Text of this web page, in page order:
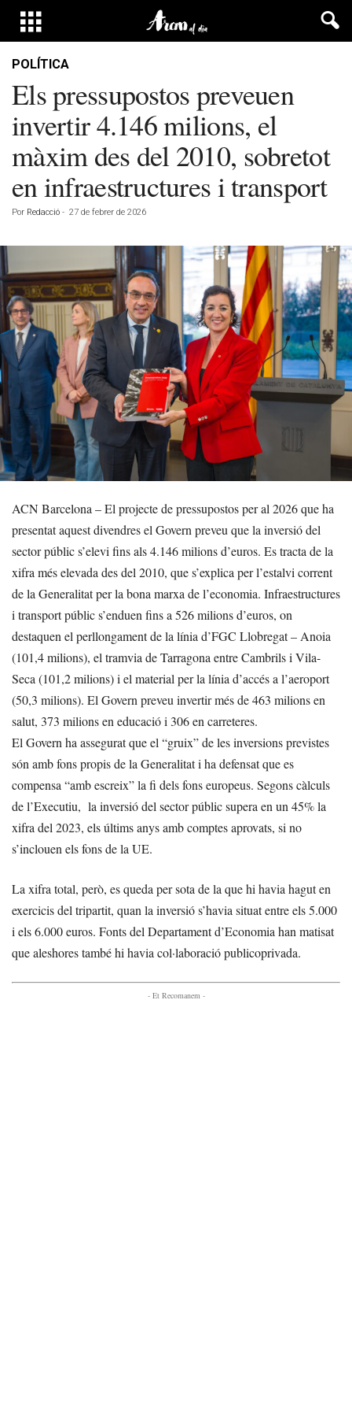
POLÍTICA
Els pressupostos preveuen
invertir 4.146 milions, el
màxim des del 2010, sobretot
en infraestructures i transport
Por Redacció - 27 de febrer de 2026
ACN Barcelona – El projecte de pressupostos per al 2026 que ha
presentat aquest divendres el Govern preveu que la inversió del
sector públic s’elevi fins als 4.146 milions d’euros. Es tracta de la
xifra més elevada des del 2010, que s’explica per l’estalvi corrent
de la Generalitat per la bona marxa de l’economia. Infraestructures
i transport públic s’enduen fins a 526 milions d’euros, on
destaquen el perllongament de la línia d’FGC Llobregat – Anoia
(101,4 milions), el tramvia de Tarragona entre Cambrils i Vila-
Seca (101,2 milions) i el material per la línia d’accés a l’aeroport
(50,3 milions). El Govern preveu invertir més de 463 milions en
salut, 373 milions en educació i 306 en carreteres.
El Govern ha assegurat que el “gruix” de les inversions previstes
són amb fons propis de la Generalitat i ha defensat que es
compensa “amb escreix” la fi dels fons europeus. Segons càlculs
de l’Executiu, la inversió del sector públic supera en un 45% la
xifra del 2023, els últims anys amb comptes aprovats, si no
s’inclouen els fons de la UE.
La xifra total, però, es queda per sota de la que hi havia hagut en
exercicis del tripartit, quan la inversió s’havia situat entre els 5.000
i els 6.000 euros. Fonts del Departament d’Economia han matisat
que aleshores també hi havia col·laboració publicoprivada.
- Et Recomanem -